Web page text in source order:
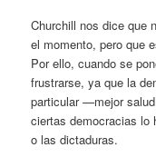
Churchill nos dice que
el momento, pero que
Por ello, cuando se
frustrarse, ya que la
particular —mejor
ciertas democracias lo
o las dictaduras.